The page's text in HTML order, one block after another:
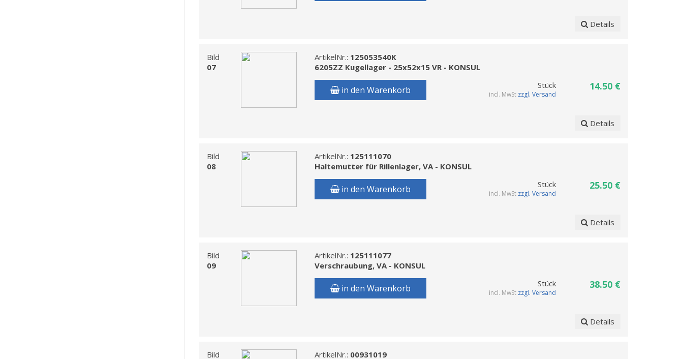
Details
Bild
07
ArtikelNr.: 125053540K
6205ZZ Kugellager - 25x52x15 VR - KONSUL
in den Warenkorb Stück
incl. MwSt zzgl. Versand
14.50 €
Details
Bild
08
ArtikelNr.: 125111070
Haltemutter für Rillenlager, VA - KONSUL
in den Warenkorb Stück
incl. MwSt zzgl. Versand
25.50 €
Details
Bild
09
ArtikelNr.: 125111077
Verschraubung, VA - KONSUL
in den Warenkorb Stück
incl. MwSt zzgl. Versand
38.50 €
Details
Bild ArtikelNr.: 00931019